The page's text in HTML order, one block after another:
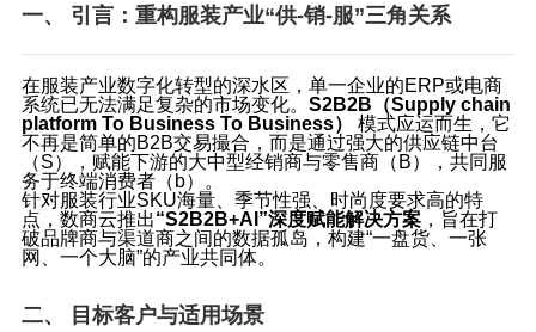
一、 引言：重构服装产业“供-销-服”三角关系
在服装产业数字化转型的深水区，单一企业的ERP或电商
系统已无法满足复杂的市场变化。 S2B2B（Supply chain
platform To Business To Business）
​ 模式应运而生，它
不再是简单的B2B交易撮合，而是通过强大的供应链中台
（S），赋能下游的大中型经销商与零售商（B），共同服
务于终端消费者（b）。
针对服装行业SKU海量、季节性强、时尚度要求高的特
点，数商云推出“S2B2B+AI”深度赋能解决方案，旨在打
破品牌商与渠道商之间的数据孤岛，构建“一盘货、一张
网、一个大脑”的产业共同体。
二、 目标客户与适用场景